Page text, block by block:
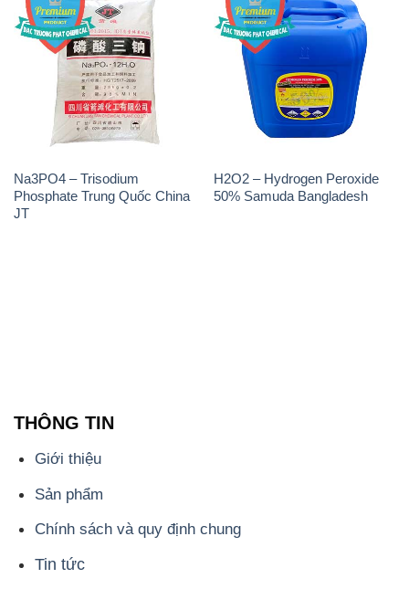
Na3PO4 – Trisodium
Phosphate Trung Quốc China
JT
H2O2 – Hydrogen Peroxide
50% Samuda Bangladesh
THÔNG TIN
Giới thiệu
Sản phẩm
Chính sách và quy định chung
Tin tức